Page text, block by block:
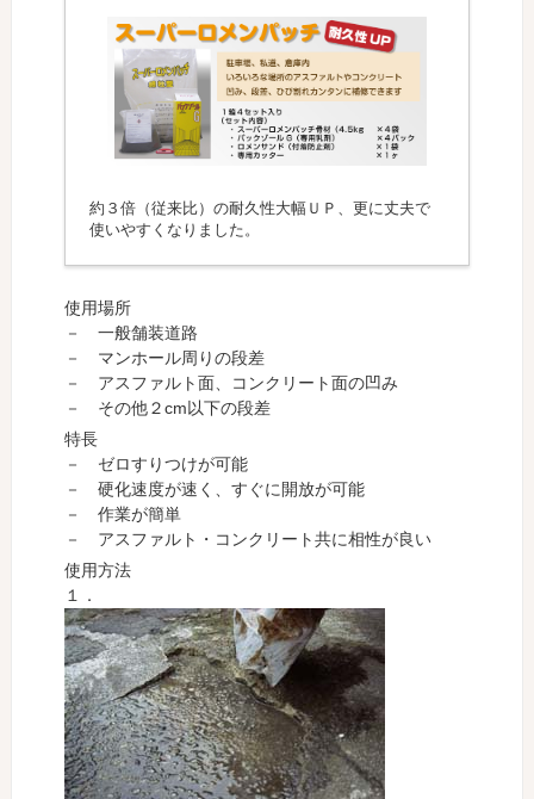
約３倍（従来比）の耐久性大幅ＵＰ、更に丈夫で
使いやすくなりました。
使用場所
－ 一般舗装道路
－ マンホール周りの段差
－ アスファルト面、コンクリート面の凹み
－ その他２cm以下の段差
特長
－ ゼロすりつけが可能
－ 硬化速度が速く、すぐに開放が可能
－ 作業が簡単
－ アスファルト・コンクリート共に相性が良い
使用方法
１．